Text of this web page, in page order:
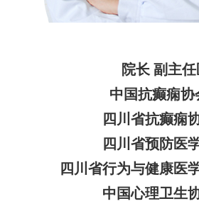
院长 副主
中国抗癫痫协
四川省抗癫痫
四川省预防医
四川省行为与健康医
中国心理卫生